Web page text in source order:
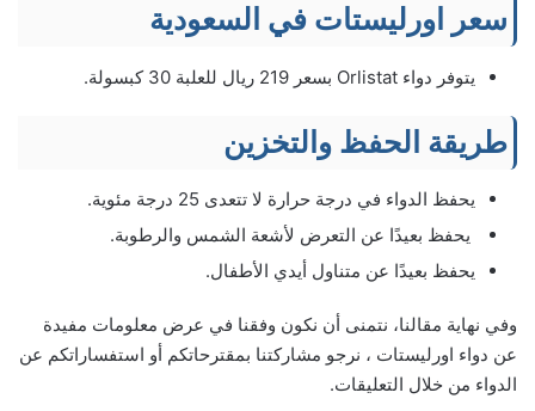
سعر اورليستات في السعودية
يتوفر دواء Orlistat بسعر 219 ريال للعلبة 30 كبسولة.
طريقة الحفظ والتخزين
يحفظ الدواء في درجة حرارة لا تتعدى 25 درجة مئوية.
يحفظ بعيدًا عن التعرض لأشعة الشمس والرطوبة.
يحفظ بعيدًا عن متناول أيدي الأطفال.
وفي نهاية مقالنا، نتمنى أن نكون وفقنا في عرض معلومات مفيدة
عن دواء اورليستات ، نرجو مشاركتنا بمقترحاتكم أو استفساراتكم عن
الدواء من خلال التعليقات.